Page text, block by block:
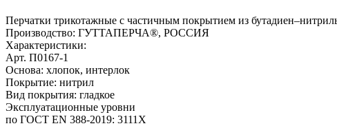
Перчатки трикотажные с частичным покрытием из
Производство: ГУТТАПЕРЧА®, РОССИЯ
Характеристики:
Арт. П0167-1
Основа: хлопок, интерлок
Покрытие: нитрил
Вид покрытия: гладкое
Эксплуатационные уровни
по ГОСТ EN 388-2019: 3111Х